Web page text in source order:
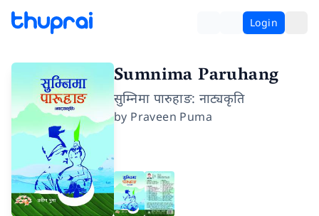
Login
Sumnima Paruhang
सुम्निमा पारुहाङ: नाट्यकृति
by Praveen Puma